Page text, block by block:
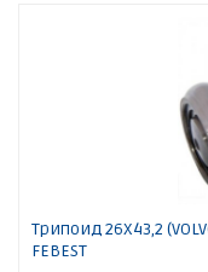
Трипоид 26X43,2
FEBEST